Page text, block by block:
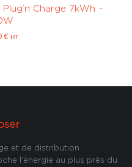
Essence
Charge 7kWh –
€ HT
et de distribution
l’énergie au plus près du